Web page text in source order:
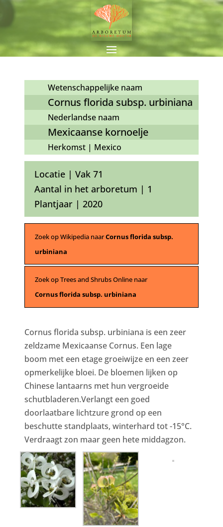
Wetenschappelijke naam
Cornus florida subsp. urbiniana
Nederlandse naam
Mexicaanse kornoelje
Herkomst | Mexico
Locatie | Vak 71
Aantal in het arboretum | 1
Plantjaar | 2020
Zoek op Wikipedia naarCornus florida subsp.
urbiniana
Zoek op Trees and Shrubs Online naar
Cornus florida subsp. urbiniana
Cornus florida subsp. urbiniana is een zeer
zeldzame Mexicaanse Cornus. Een lage
boom met een etage groeiwijze en een zeer
opmerkelijke bloei. De bloemen lijken op
Chinese lantaarns met hun vergroeide
schutbladeren.Verlangt een goed
doorlaatbare lichtzure grond op een
beschutte standplaats, winterhard tot -15°C.
Verdraagt zon maar geen hete middagzon.